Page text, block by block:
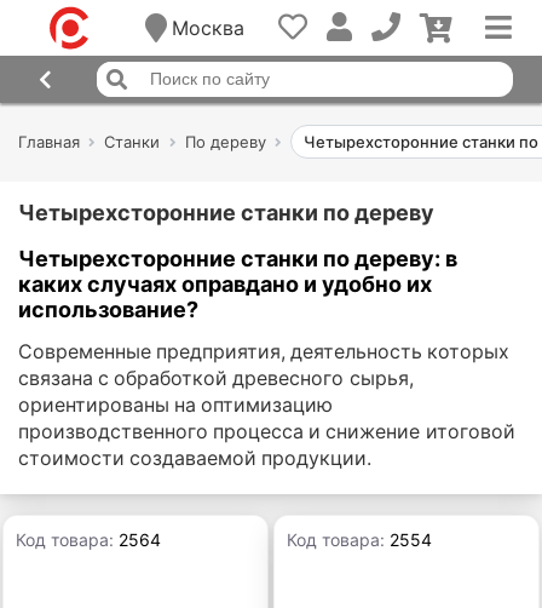
Москва
Главная Станки По дереву Четырехсторонние станки по
Четырехсторонние станки по дереву
Четырехсторонние станки по дереву: в
каких случаях оправдано и удобно их
использование?
Современные предприятия, деятельность которых
связана с обработкой древесного сырья,
ориентированы на оптимизацию
производственного процесса и снижение итоговой
стоимости создаваемой продукции.
Код товара: 2564 Код товара: 2554